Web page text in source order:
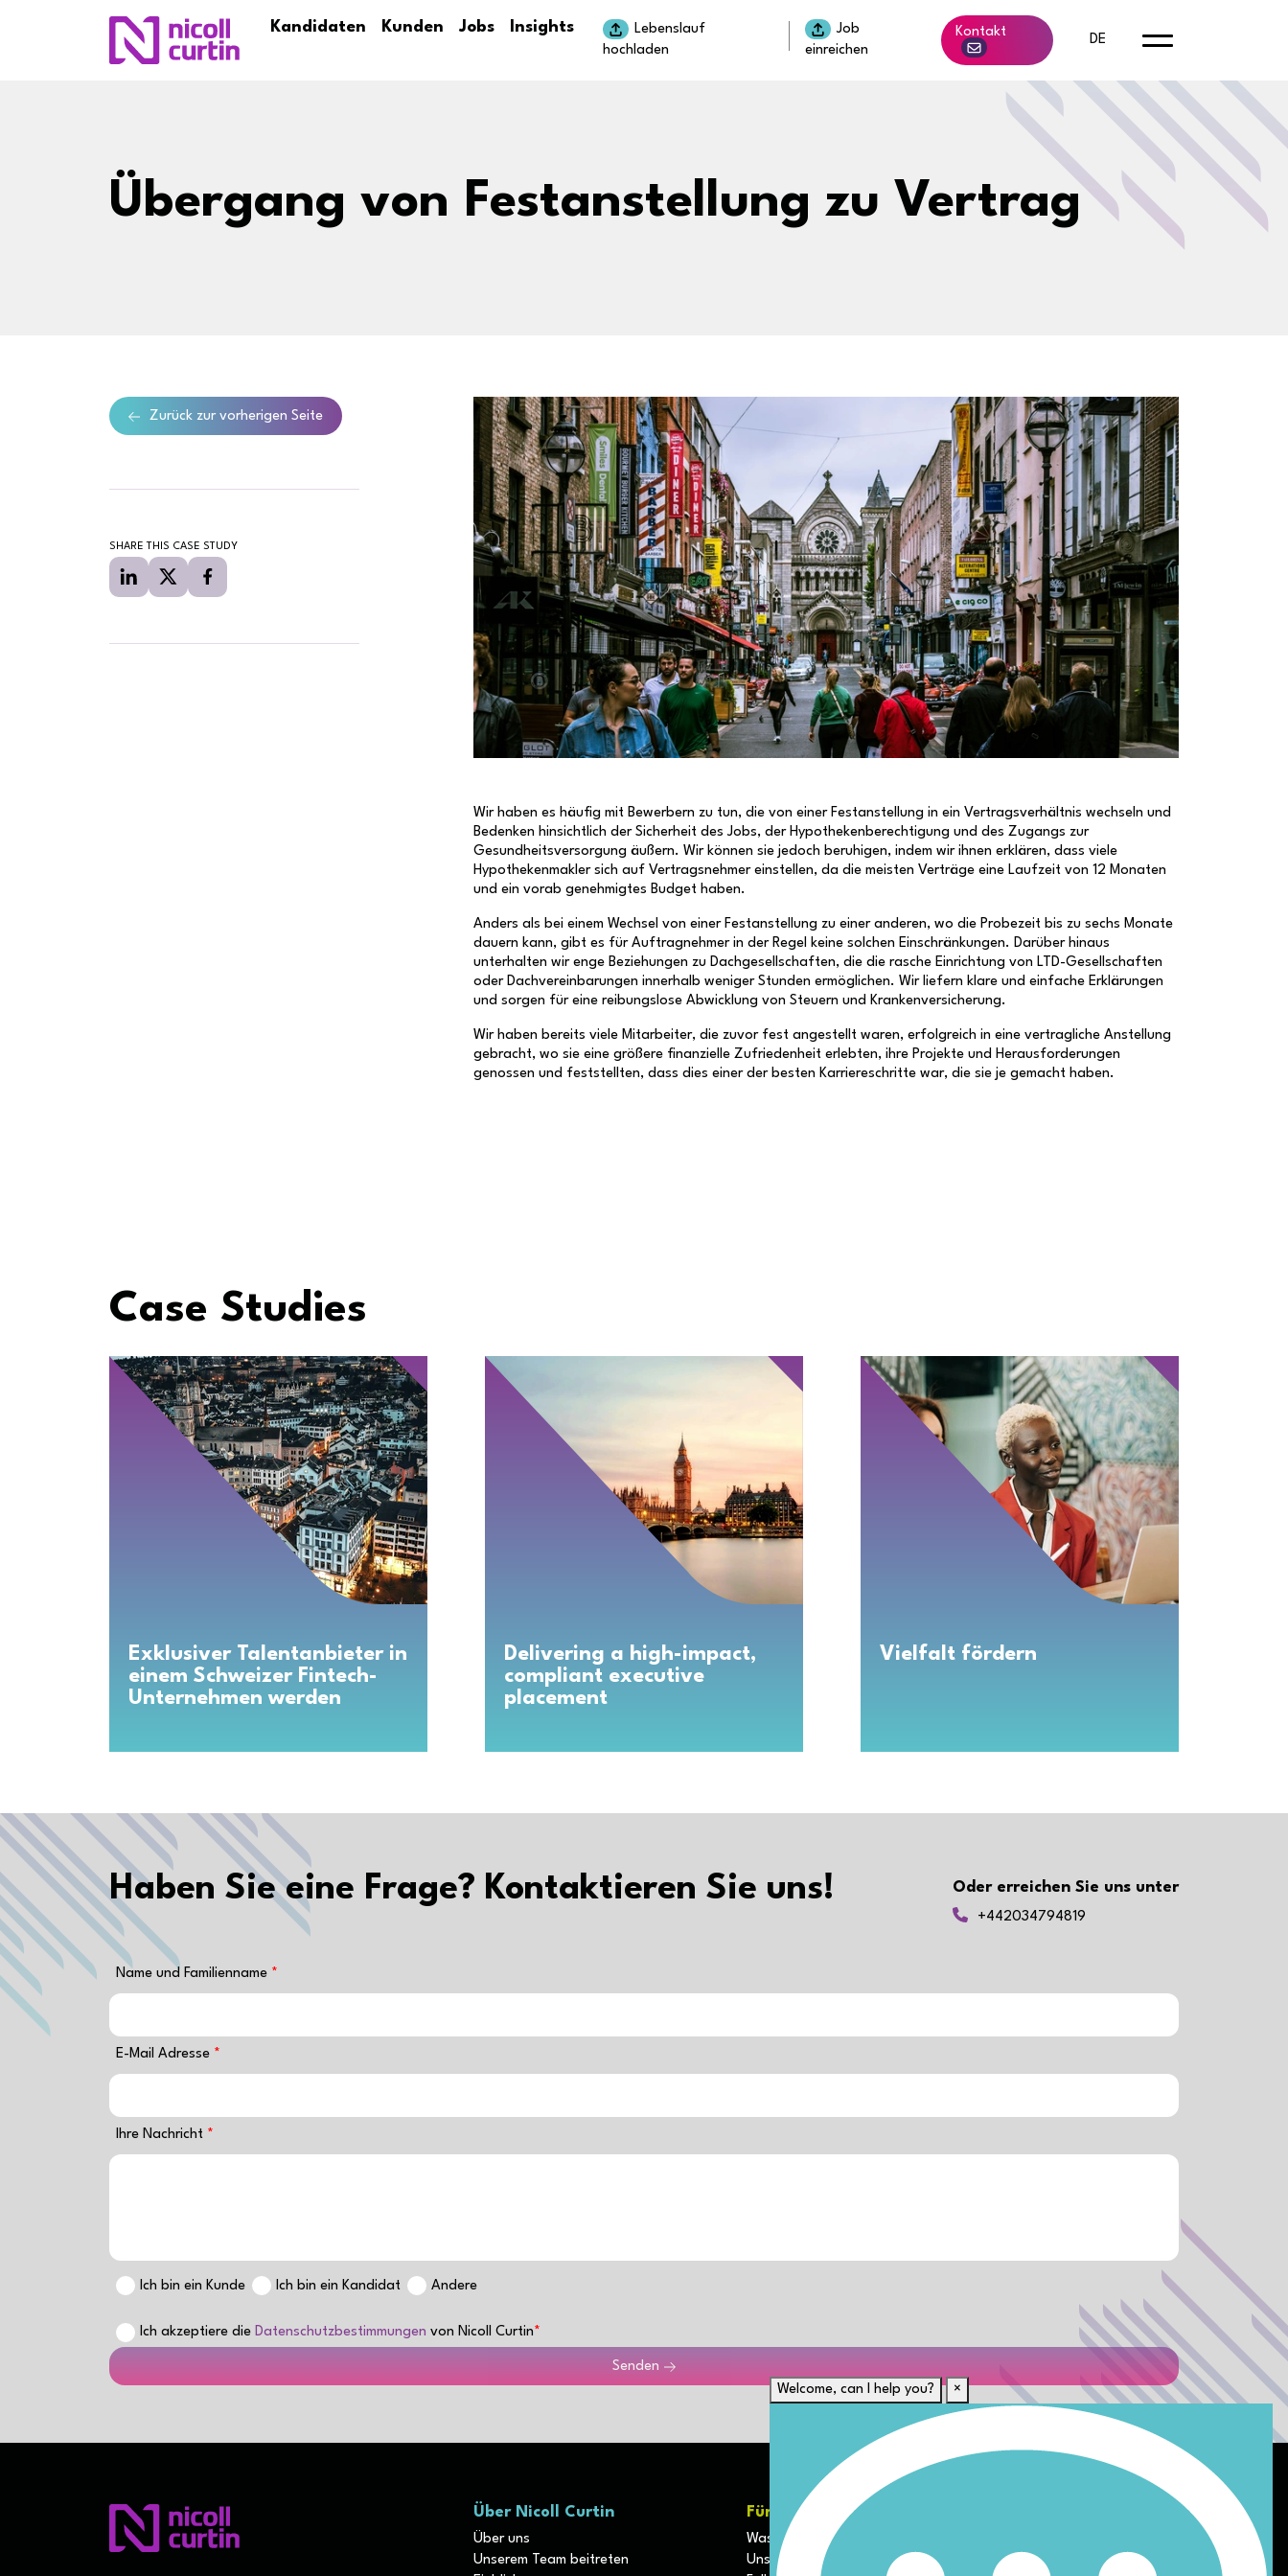
Kandidaten Kunden Jobs Insights
Lebenslauf
hochladen
Job
einreichen
Kontakt
DE
Übergang von Festanstellung zu Vertrag
Zurück zur vorherigen Seite
SHARE THIS CASE STUDY
Wir haben es häufig mit Bewerbern zu tun, die von einer Festanstellung in ein Vertragsverhältnis wechseln und
Bedenken hinsichtlich der Sicherheit des Jobs, der Hypothekenberechtigung und des Zugangs zur
Gesundheitsversorgung äußern. Wir können sie jedoch beruhigen, indem wir ihnen erklären, dass viele
Hypothekenmakler sich auf Vertragsnehmer einstellen, da die meisten Verträge eine Laufzeit von 12 Monaten
und ein vorab genehmigtes Budget haben.
Anders als bei einem Wechsel von einer Festanstellung zu einer anderen, wo die Probezeit bis zu sechs Monate
dauern kann, gibt es für Auftragnehmer in der Regel keine solchen Einschränkungen. Darüber hinaus
unterhalten wir enge Beziehungen zu Dachgesellschaften, die die rasche Einrichtung von LTD-Gesellschaften
oder Dachvereinbarungen innerhalb weniger Stunden ermöglichen. Wir liefern klare und einfache Erklärungen
und sorgen für eine reibungslose Abwicklung von Steuern und Krankenversicherung.
Wir haben bereits viele Mitarbeiter, die zuvor fest angestellt waren, erfolgreich in eine vertragliche Anstellung
gebracht, wo sie eine größere finanzielle Zufriedenheit erlebten, ihre Projekte und Herausforderungen
genossen und feststellten, dass dies einer der besten Karriereschritte war, die sie je gemacht haben.
Case Studies
Exklusiver Talentanbieter in
einem Schweizer Fintech-
Unternehmen werden
Delivering a high-impact,
compliant executive
placement
Vielfalt fördern
Haben Sie eine Frage? Kontaktieren Sie uns! Oder erreichen Sie uns unter
+442034794819
Name und Familienname
E-Mail Adresse
Ihre Nachricht
Ich bin ein Kunde Ich bin ein Kandidat Andere
Ich akzeptiere die Datenschutzbestimmungen von Nicoll Curtin
Senden
Über Nicoll Curtin
Über uns
Unserem Team beitreten
Für Kunden
Was unterscheidet uns von anderen?
Unsere Disziplinen
Karriere-Ressourcen
Welcome, can I help you? ×